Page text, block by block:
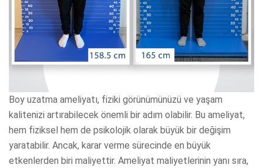
Boy uzatma ameliyatı, fiziki görünümünüzü ve yaşam
kalitenizi artırabilecek önemli bir adım olabilir. Bu ameliyat,
hem fiziksel hem de psikolojik olarak büyük bir değişim
yaratabilir. Ancak, karar verme sürecinde en büyük
etkenlerden biri maliyettir. Ameliyat maliyetlerinin yanı sıra,